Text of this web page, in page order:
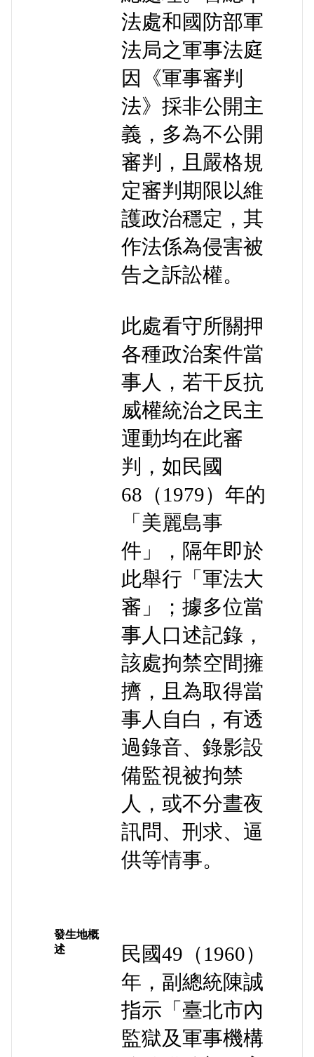
法處和國防部軍
法局之軍事法庭
因《軍事審判
法》採非公開主
義，多為不公開
審判，且嚴格規
定審判期限以維
護政治穩定，其
作法係為侵害被
告之訴訟權。
此處看守所關押
各種政治案件當
事人，若干反抗
威權統治之民主
運動均在此審
判，如民國
68（1979）年的
「美麗島事
件」，隔年即於
此舉行「軍法大
審」；據多位當
事人口述記錄，
該處拘禁空間擁
擠，且為取得當
事人自白，有透
過錄音、錄影設
備監視被拘禁
人，或不分晝夜
訊問、刑求、逼
供等情事。
發生地概
述
民國49（1960）
年，副總統陳誠
指示「臺北市內
監獄及軍事機構